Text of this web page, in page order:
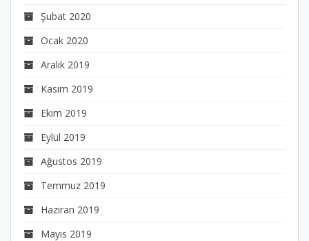
Şubat 2020
Ocak 2020
Aralık 2019
Kasım 2019
Ekim 2019
Eylül 2019
Ağustos 2019
Temmuz 2019
Haziran 2019
Mayıs 2019